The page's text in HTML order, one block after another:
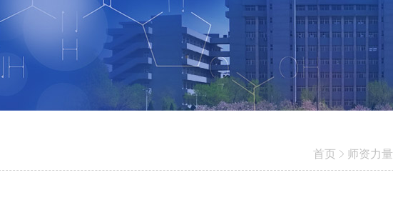
首页 师资力量